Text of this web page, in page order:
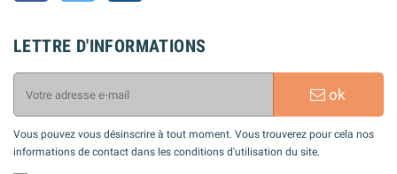
LETTRE D'INFORMATIONS
ok
Vous pouvez vous désinscrire à tout moment. Vous trouverez pour cela nos
informations de contact dans les conditions d'utilisation du site.